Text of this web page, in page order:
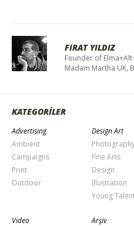
FIRAT YILDIZ
Founder of
Madam Martha UK,
KATEGORİLER
Advertising
Ambient
Campaigns
Print
Outdoor
Design Art
Fine Arts
Design
Illustration
Young
Video
Arşiv